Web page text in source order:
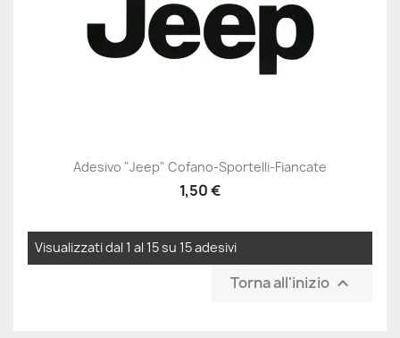
Adesivo "Jeep" Cofano-Sportelli-Fiancate
1,50 €
Visualizzati dal 1 al 15 su 15 adesivi
Torna all'inizio 